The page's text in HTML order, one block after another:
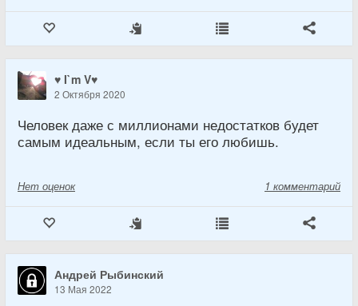
♥ I`m V♥
2 Октября 2020
Человек даже с миллионами недостатков будет
самым идеальным, если ты его любишь.
Нет оценок 1 комментарий
Андрей Рыбинский
13 Мая 2022